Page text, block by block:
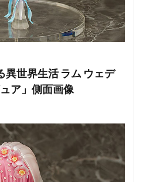
異世界生活 ラム ウェデ
ア」側面画像